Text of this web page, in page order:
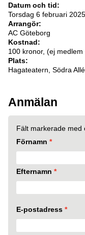
Datum och tid:
Torsdag 6 februari
Arrangör:
AC Göteborg
Kostnad:
100 kronor, (ej medlem
Plats:
Hagateatern, Södra
Anmälan
Fält markerade med
Förnamn *
Efternamn *
E-postadress *